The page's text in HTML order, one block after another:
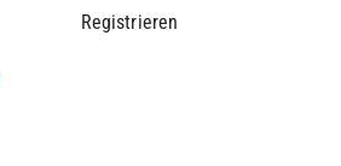
Registrieren